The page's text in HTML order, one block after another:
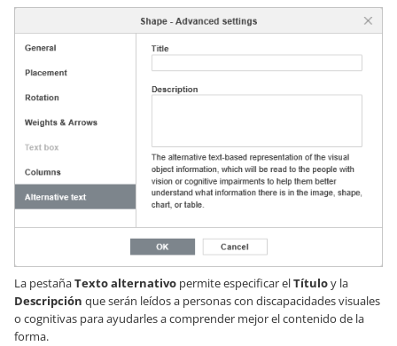
La pestañaTexto alternativo permite especificar elTítuloy la
Descripción que serán leídos a personas con discapacidades visuales
o cognitivas para ayudarles a comprender mejor el contenido de la
forma.